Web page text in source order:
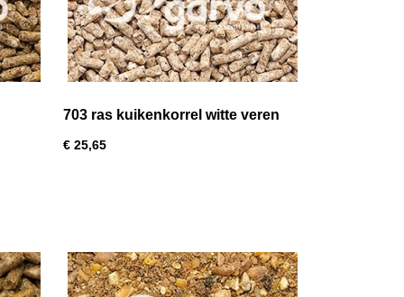
703 ras kuikenkorrel witte veren
€ 25,65